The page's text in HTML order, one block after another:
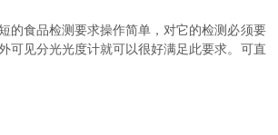
食品检测要求操作简单，对它的检测必须要
可见分光光度计就可以很好满足此要求。可直